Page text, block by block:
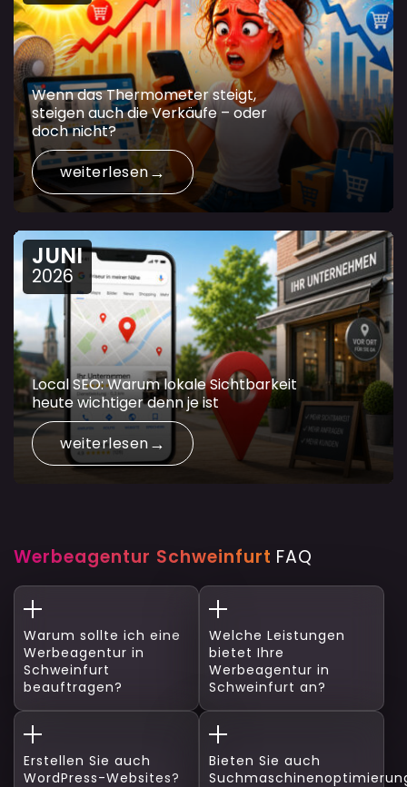
Wenn das Thermometer steigt,
steigen auch die Verkäufe – oder
doch nicht?
weiterlesen
JUNI
2026
Local SEO: Warum lokale Sichtbarkeit
heute wichtiger denn je ist
weiterlesen
Werbeagentur Schweinfurt FAQ
Warum sollte ich eine
Werbeagentur in
Schweinfurt
beauftragen?
Welche Leistungen
bietet Ihre
Werbeagentur in
Schweinfurt an?
Erstellen Sie auch
WordPress-Websites?
Bieten Sie auch